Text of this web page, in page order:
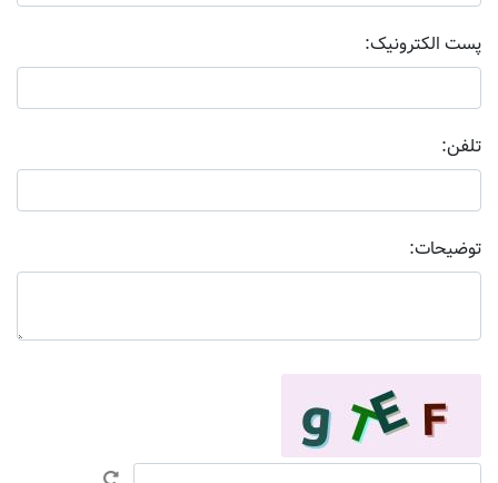
پست الکترونیک:
تلفن:
توضیحات: